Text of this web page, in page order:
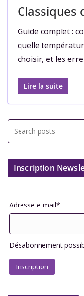
Classiques
Guide complet :
quelle
choisir, et les
Lire la suite
Inscription
Adresse e-mail*
Désabonnement